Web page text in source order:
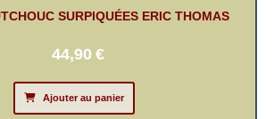
SURPIQUÉES ERIC THOMAS
44,90 €
Ajouter au panier